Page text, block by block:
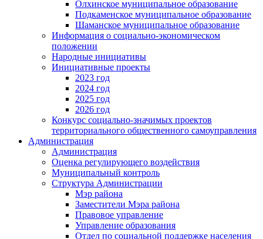
Олхинское муниципальное образование
Подкаменское муниципальное образование
Шаманское муниципальное образование
Информация о социально-экономическом
положении
Народные инициативы
Инициативные проекты
2023 год
2024 год
2025 год
2026 год
Конкурс социально-значимых проектов
территориального общественного самоуправления
Администрация
Администрация
Оценка регулирующего воздействия
Муниципальный контроль
Структура Администрации
Мэр района
Заместители Мэра района
Правовое управление
Управление образования
Отдел по социальной поддержке населения